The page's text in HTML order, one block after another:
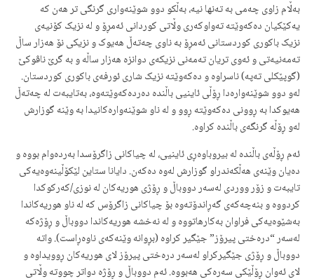
بەڵام زاوی چەمی بە تەنها نیە، بەڵکو دوو شوێنەواری گرنگی تر هەن کە
یەکێکیان دەکەوێتە تەواوکەری وڵاتی کوردانی ئەمڕۆ و لە نزیک کۆنیەی
نزیک باکوری کوردستانی ئەمڕۆ بە ناوی چەتەڵ هەیوک و نزیکی نۆ هەزار ساڵ
تەمەنیەتی و ئەوی تریان تەمەنی نزیکەی دوانزە هەزار ساڵە و بە گرێ ناڤوکێ
(گوپێکلی تەپە) ناسراوە و دەکەوێتە نزیک شاری ئورفەی باکوری کوردستان.
لەو دوو شوێنەوارەدا ڕۆڵی ئاینیی باڵندە دەردەکەوێتەوە، بەتایبەت لە چەتەڵ
هەیوکدا بە ڕوونی دەکەوێتە ڕوو و لە ناو شوێنەوارەکانیدا بە وێنە گوزارش
لەو ڕۆڵە گرنگەی باڵندە کراوە.
ئەم ڕۆڵەی باڵندە لە بیروباوەڕی ئاینیی، لە چیاکانی زاگرۆسدا بەردەوام بووە و
دەیان وێنەی هەڵکەندراو گوزارش لەوە دەکەن. دایانا ستاین لێکۆڵینەوەیەکی
تایبەت و زۆر ووردی لەسەر دووباڵ و ڕۆژی هوریەکان لە نوزی/کەرکوکدا
کردووە و بنەچەکەی گەڕاندۆتەوە بۆ چیاکانی زاگرۆس کە لە ناو هوریەکاندا
بەشێوەیەکی فراوان بەکارهاتووە و لە نەخشە هوریەکاندا دووباڵ و ڕۆژەکە
لەسەر “درەختی پیرۆز” جێگیر کراوە (بڕوانە وێنەکەی ناوەڕاست). واتە
دووباڵ و ڕۆژی جێگیرکراو لەسەر درەختی پیرۆز لای هوریەکان ڕوویداوە و
لای ئەوان ڕۆڵێکی سەرەکی هەبووە. ئەم دووباڵ و ڕۆژە دواتر چووتە وڵاتی